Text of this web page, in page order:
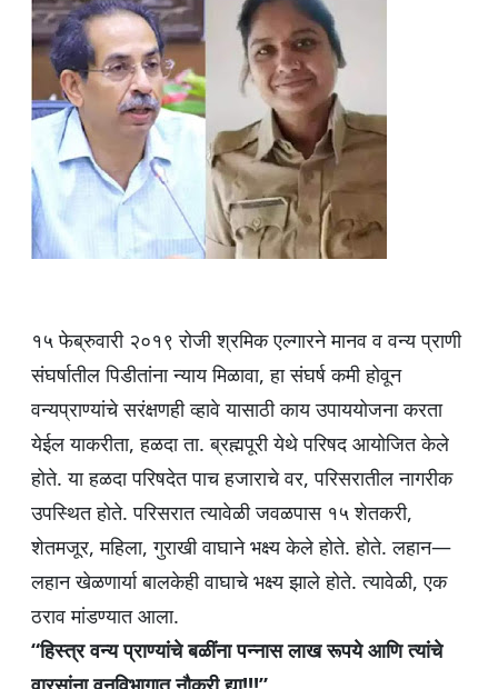
s
A
p
p
e
b
o
o
k
er
ra
m
e
१५ फेब्रुवारी २०१९ रोजी श्रमिक एल्गारने मानव व वन्य प्राणी
संघर्षातील पिडीतांना न्याय मिळावा, हा संघर्ष कमी होवून
वन्यप्राण्यांचे सरंक्षणही व्हावे यासाठी काय उपाययोजना करता
येईल याकरीता, हळदा ता. ब्रह्मपूरी येथे परिषद आयोजित केले
होते. या हळदा परिषदेत पाच हजाराचे वर, परिसरातील नागरीक
उपस्थित होते. परिसरात त्यावेळी जवळपास १५ शेतकरी,
शेतमजूर, महिला, गुराखी वाघाने भक्ष्य केले होते. होते. लहान—
लहान खेळणार्या बालकेही वाघाचे भक्ष्य झाले होते. त्यावेळी, एक
ठराव मांडण्यात आला.
“हिस्त्र वन्य प्राण्यांचे बळींना पन्नास लाख रूपये आणि त्यांचे